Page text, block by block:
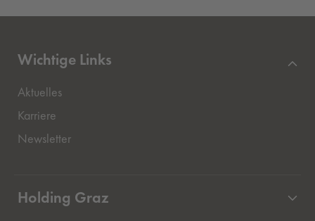
Wichtige Links
Aktuelles
Karriere
Newsletter
Holding Graz